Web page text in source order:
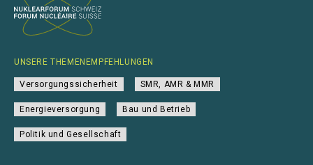
UNSERE THEMENEMPFEHLUNGEN
Versorgungssicherheit SMR, AMR & MMR
Energieversorgung Bau und Betrieb
Politik und Gesellschaft